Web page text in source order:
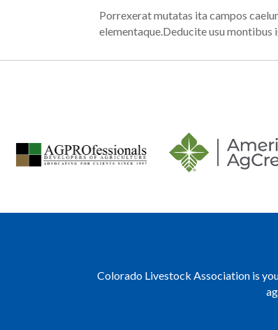
Porrexerat mutatas ita campos
elementaque.Deducite usu montibus
Colorado Livestock Association is